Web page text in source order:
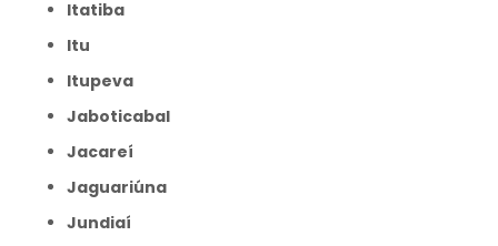
Itatiba
Itu
Itupeva
Jaboticabal
Jacareí
Jaguariúna
Jundiaí